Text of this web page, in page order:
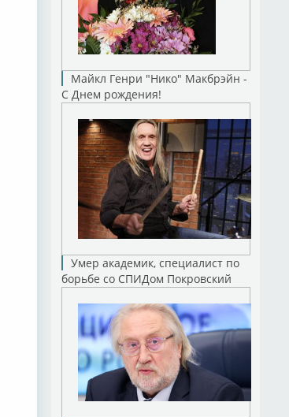
Майкл Генри "Нико" Макбрэйн -
С Днем рождения!
Умер академик, специалист по
борьбе со СПИДом Покровский